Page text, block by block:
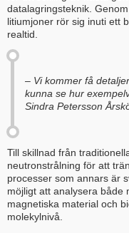
datalagringsteknik.
litiumjoner rör sig inuti ett
realtid.
– Vi kommer få
kunna se hur
Sindra Petersson
Till skillnad från
neutronstrålning för att
processer som annars är
möjligt att analysera både
magnetiska material och
molekylnivå.